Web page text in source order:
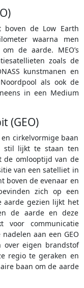
boven de Low Earth
waarna men
de aarde. MEO’s
zoals de
kunstmanen en
als ook de
in een Medium
(GEO)
cirkelvormige baan
stil lijkt te staan ten
de omlooptijd van de
van een satelliet in
boven de evenaar en
zich op een
aarde gezien lijkt het
de aarde en deze
voor communicatie
aan een GEO
over eigen brandstof
regio te geraken en
baan om de aarde